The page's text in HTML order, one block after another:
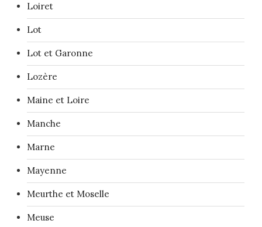
Loiret
Lot
Lot et Garonne
Lozère
Maine et Loire
Manche
Marne
Mayenne
Meurthe et Moselle
Meuse